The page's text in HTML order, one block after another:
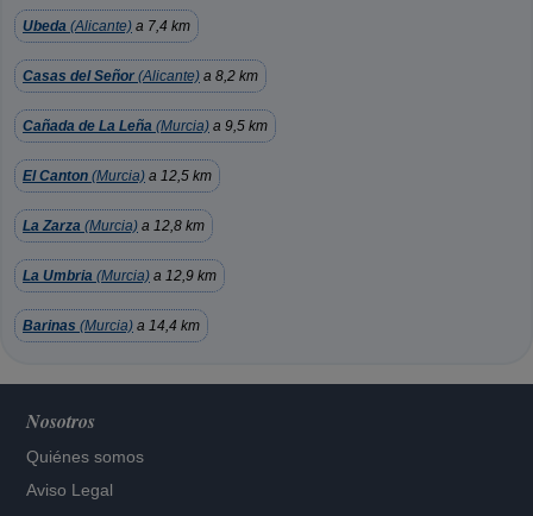
Ubeda (Alicante) a 7,4 km
Casas del Señor (Alicante) a 8,2 km
Cañada de La Leña (Murcia) a 9,5 km
El Canton (Murcia) a 12,5 km
La Zarza (Murcia) a 12,8 km
La Umbria (Murcia) a 12,9 km
Barinas (Murcia) a 14,4 km
Nosotros
Quiénes somos
Aviso Legal